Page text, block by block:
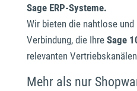
Sage ERP-Systeme.
Wir bieten die nahtlose
Verbindung, die Ihre Sage
relevanten
Mehr als nur